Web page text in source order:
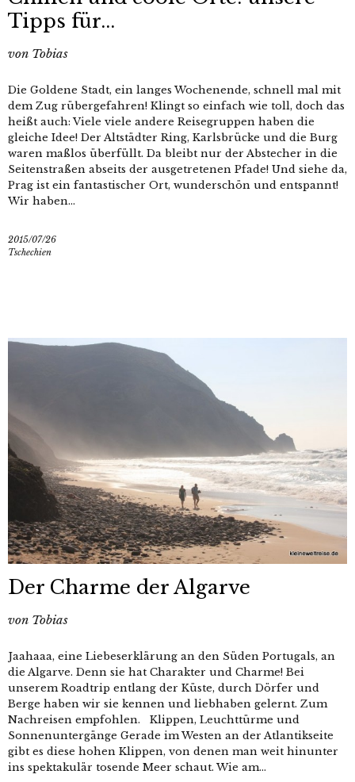
Tipps für...
von Tobias
Die Goldene Stadt, ein langes Wochenende, schnell mal mit
dem Zug rübergefahren! Klingt so einfach wie toll, doch das
heißt auch: Viele viele andere Reisegruppen haben die
gleiche Idee! Der Altstädter Ring, Karlsbrücke und die Burg
waren maßlos überfüllt. Da bleibt nur der Abstecher in die
Seitenstraßen abseits der ausgetretenen Pfade! Und siehe da,
Prag ist ein fantastischer Ort, wunderschön und entspannt!
Wir haben...
2015/07/26
Tschechien
Der Charme der Algarve
von Tobias
Jaahaaa, eine Liebeserklärung an den Süden Portugals, an
die Algarve. Denn sie hat Charakter und Charme! Bei
unserem Roadtrip entlang der Küste, durch Dörfer und
Berge haben wir sie kennen und liebhaben gelernt. Zum
Nachreisen empfohlen. Klippen, Leuchttürme und
Sonnenuntergänge Gerade im Westen an der Atlantikseite
gibt es diese hohen Klippen, von denen man weit hinunter
ins spektakulär tosende Meer schaut. Wie am...